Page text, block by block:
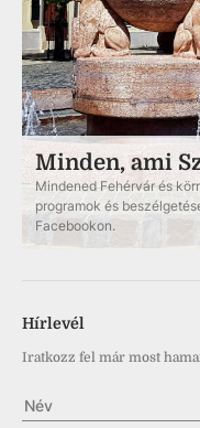
Minden, ami
Mindened Fehérvár és
programok és
Facebookon.
Hírlevél
Iratkozz fel már most